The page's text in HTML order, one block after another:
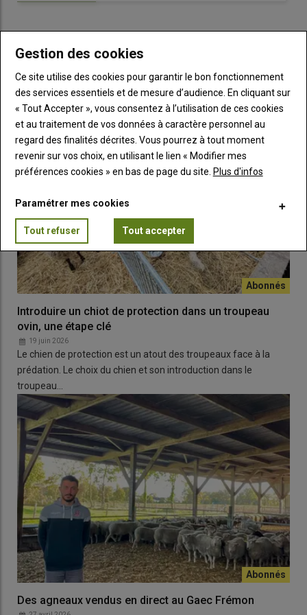
autres de pratiquer du sport ou de passer du temps en famille,
activités que Julien décrit comme «prioritaires» sur le travail.
Communiquer efficacement
Tous et toutes arrivent à 7h30 pour l’astreinte de la traite et de
l’alimentation. À 9h30, c’est l’heure de lapause-café, un
moment crucial pour le reste de la journée : on y parle de la
chacun» : les trois associés sont
salariés ont descompétences complémentaires
sont scindés en deux équipes pour la journée.
Un calendrier est accroché dans la salle de pause et permet de
planifier à l’avance sur 4 à 6 mois. © D. Séailles
Julien le rappelle : ce n’est pas tout de donner une consigne,
mais il faut aussis’assurer qu’elle ait bien été comprise . Il
s’efforce d’expliquer systématiquementla finalité des ordres
donnés
. «Il est important detout savoir faire soi-même, afin
manager d’ensuite
Introduire un chiot de protection dans un troupeau
ovin, une étape clé
19 juin 2026
Le chien de protection est un atout des troupeaux face à la
prédation. Le choix du chien et son introduction dans le
troupeau…
Des agneaux vendus en direct au Gaec Frémon
Gestion des cookies
Ce site utilise des cookies pour garantir le bon fonctionnement
des services essentiels et de mesure d’audience. En cliquant sur
« Tout Accepter », vous consentez à l’utilisation de ces cookies
et au traitement de vos données à caractère personnel au
regard des finalités décrites. Vous pourrez à tout moment
revenir sur vos choix, en utilisant le lien « Modifier mes
préférences cookies » en bas de page du site. Plus d'infos
Paramétrer mes cookies
Tout refuser Tout accepter